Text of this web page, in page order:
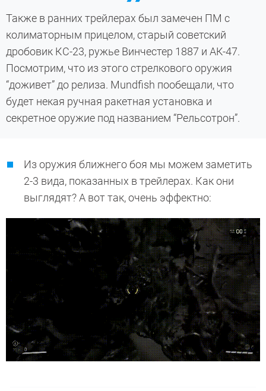
Также в ранних трейлерах был замечен ПМ с
колиматорным прицелом, старый советский
дробовик КС-23, ружье Винчестер 1887 и АК-47.
Посмотрим, что из этого стрелкового оружия
“доживет” до релиза. Mundfish пообещали, что
будет некая ручная ракетная установка и
секретное оружие под названием “Рельсотрон”.
Из оружия ближнего боя мы можем заметить
2-3 вида, показанных в трейлерах. Как они
выглядят? А вот так, очень эффектно: